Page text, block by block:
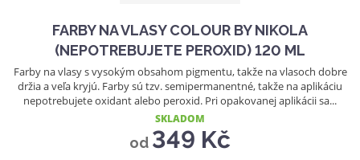
FARBY NA VLASY COLOUR BY NIKOLA
(NEPOTREBUJETE PEROXID) 120 ML
Farby na vlasy s vysokým obsahom pigmentu, takže na vlasoch dobre
držia a veľa kryjú. Farby sú tzv. semipermanentné, takže na aplikáciu
nepotrebujete oxidant alebo peroxid. Pri opakovanej aplikácii sa...
SKLADOM
od 349 Kč